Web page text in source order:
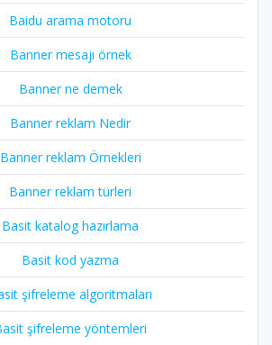
Baidu arama motoru
Banner mesajı örnek
Banner ne demek
Banner reklam Nedir
Banner reklam Örnekleri
Banner reklam türleri
Basit katalog hazırlama
Basit kod yazma
şifreleme algoritmaları
şifreleme yöntemleri